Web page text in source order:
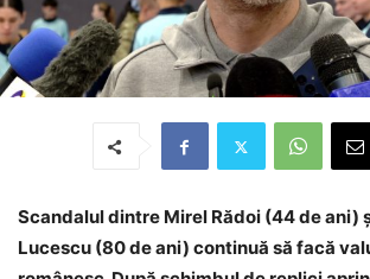
Scandalul dintre Mirel Rădoi (44 de ani)
Lucescu (80 de ani) continuă să facă